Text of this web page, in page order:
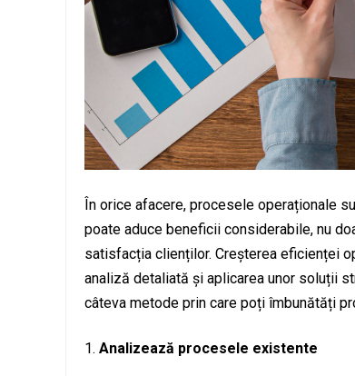
În orice afacere, procesele operaționale
poate aduce beneficii considerabile, nu
satisfacția clienților. Creșterea eficienței
analiză detaliată și aplicarea unor soluții
câteva metode prin care poți îmbunătăți
Analizează procesele existente